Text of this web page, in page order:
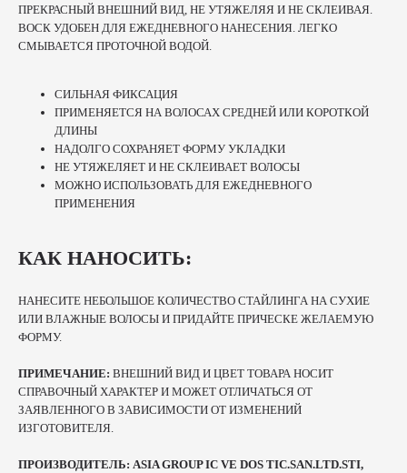
ПРЕКРАСНЫЙ ВНЕШНИЙ ВИД, НЕ УТЯЖЕЛЯЯ И НЕ СКЛЕИВАЯ.
ВОСК УДОБЕН ДЛЯ ЕЖЕДНЕВНОГО НАНЕСЕНИЯ. ЛЕГКО
СМЫВАЕТСЯ ПРОТОЧНОЙ ВОДОЙ.
СИЛЬНАЯ ФИКСАЦИЯ
ПРИМЕНЯЕТСЯ НА ВОЛОСАХ СРЕДНЕЙ ИЛИ КОРОТКОЙ
ДЛИНЫ
НАДОЛГО СОХРАНЯЕТ ФОРМУ УКЛАДКИ
НЕ УТЯЖЕЛЯЕТ И НЕ СКЛЕИВАЕТ ВОЛОСЫ
МОЖНО ИСПОЛЬЗОВАТЬ ДЛЯ ЕЖЕДНЕВНОГО
ПРИМЕНЕНИЯ
КАК НАНОСИТЬ:
НАНЕСИТЕ НЕБОЛЬШОЕ КОЛИЧЕСТВО СТАЙЛИНГА НА СУХИЕ
ИЛИ ВЛАЖНЫЕ ВОЛОСЫ И ПРИДАЙТЕ ПРИЧЕСКЕ ЖЕЛАЕМУЮ
ФОРМУ.
ПРИМЕЧАНИЕ: ВНЕШНИЙ ВИД И ЦВЕТ ТОВАРА НОСИТ
СПРАВОЧНЫЙ ХАРАКТЕР И МОЖЕТ ОТЛИЧАТЬСЯ ОТ
ЗАЯВЛЕННОГО В ЗАВИСИМОСТИ ОТ ИЗМЕНЕНИЙ
ИЗГОТОВИТЕЛЯ.
ПРОИЗВОДИТЕЛЬ: ASIA GROUP IC VE DOS TIC.SAN.LTD.STI,